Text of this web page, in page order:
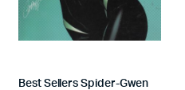
Best Sellers Spider-Gwen